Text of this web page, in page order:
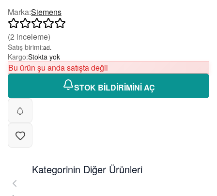
Marka:Siemens
(2 inceleme)
Satış birimi:ad.
Kargo:Stokta yok
Bu ürün şu anda satışta değil
STOK BİLDİRİMİNİ AÇ
Kategorinin Diğer Ürünleri